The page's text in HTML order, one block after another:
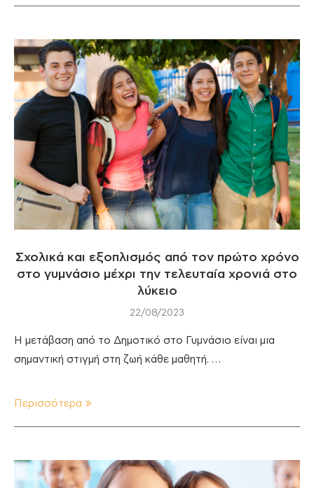
Σχολικά και εξοπλισμός από τον πρώτο χρόνο
στο γυμνάσιο μέχρι την τελευταία χρονιά στο
λύκειο
22/08/2023
Η μετάβαση από το Δημοτικό στο Γυμνάσιο είναι μια
σημαντική στιγμή στη ζωή κάθε μαθητή. …
Περισσότερα